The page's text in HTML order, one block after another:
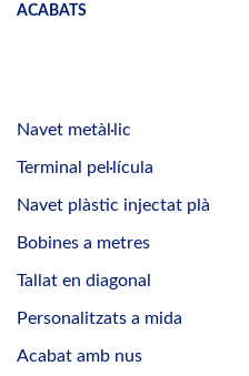
ACABATS
Navet metàl·lic
Terminal pel·lícula
Navet plàstic injectat plà
Bobines a metres
Tallat en diagonal
Personalitzats a mida
Acabat amb nus